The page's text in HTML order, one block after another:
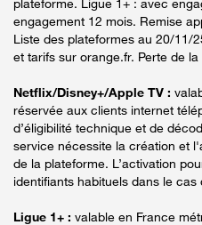
engagement 12 mois. Remise
Liste des plateformes au 20/11/
et tarifs sur orange.fr. Perte de
Netflix/Disney+/Apple TV :
réservée aux clients internet
d’éligibilité technique et de
service nécessite la création et
de la plateforme. L’activation
identifiants habituels dans le cas
Ligue 1+ : valable en France